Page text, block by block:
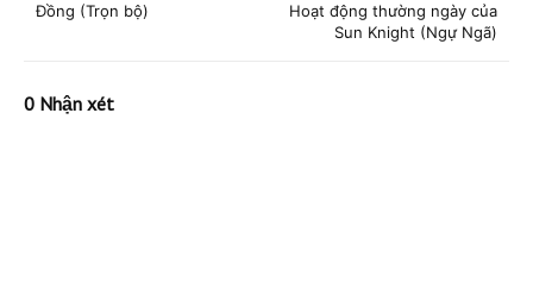
Hoạt động thường ngày của
Sun Knight (Ngự Ngã)
Đồng (Trọn bộ)
0 Nhận xét